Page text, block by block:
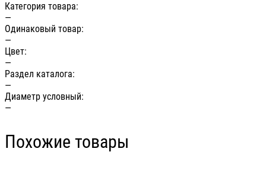
Категория товара:
—
Одинаковый товар:
—
Цвет:
—
Раздел каталога:
—
Диаметр условный:
—
Похожие товары